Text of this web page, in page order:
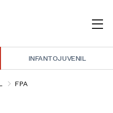
INFANTOJUVENIL
FPA